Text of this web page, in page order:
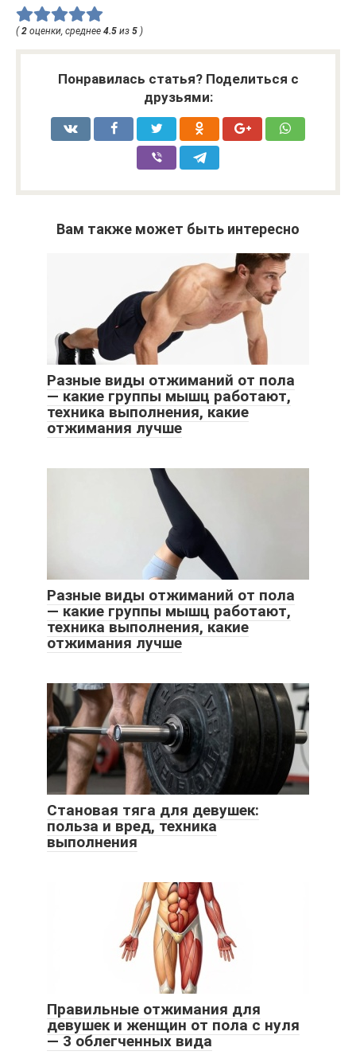
(2 оценки, среднее 4.5 из 5 )
Понравилась статья? Поделиться с
друзьями:
Вам также может быть интересно
Разные виды отжиманий от пола
— какие группы мышц работают,
техника выполнения, какие
отжимания лучше
Разные виды отжиманий от пола
— какие группы мышц работают,
техника выполнения, какие
отжимания лучше
Становая тяга для девушек:
польза и вред, техника
выполнения
Правильные отжимания для
девушек и женщин от пола с нуля
— 3 облегченных вида